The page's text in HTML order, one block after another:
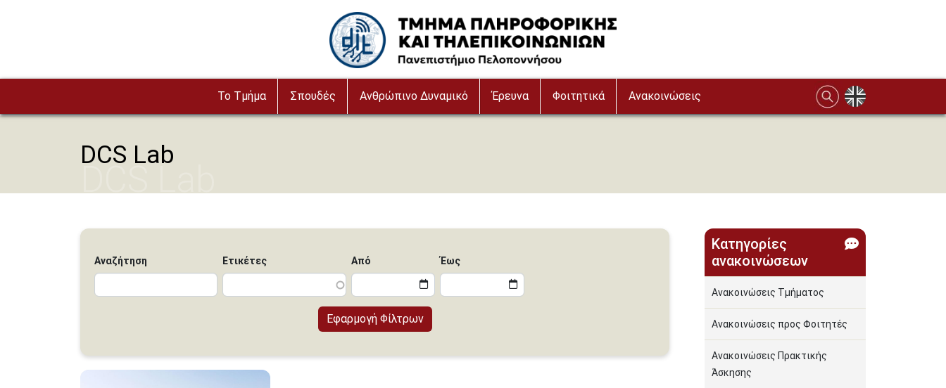
Image
Το Τμήμα Σπουδές Ανθρώπινο Δυναμικό Έρευνα Φοιτητικά Ανακοινώσεις
DCS Lab
Αναζήτηση Ετικέτες Από Έως
Κατηγορίες
ανακοινώσεων
Ανακοινώσεις Τμήματος
Ανακοινώσεις προς Φοιτητές
Ανακοινώσεις Πρακτικής
Άσκησης